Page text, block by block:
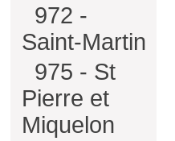
972 -
Saint-Martin
975 - St
Pierre et
Miquelon